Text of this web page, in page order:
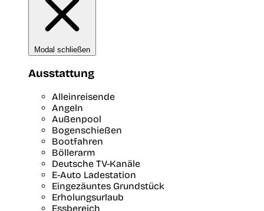
Modal schließen
Ausstattung
Alleinreisende
Angeln
Außenpool
Bogenschießen
Bootfahren
Böllerarm
Deutsche TV-Kanäle
E-Auto Ladestation
Eingezäuntes Grundstück
Erholungsurlaub
Essbereich